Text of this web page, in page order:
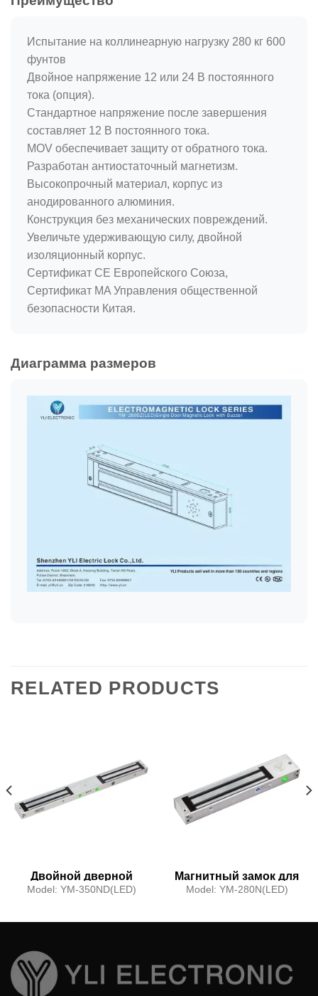
Испытание на коллинеарную нагрузку 280 кг 600
фунтов
Двойное напряжение 12 или 24 В постоянного
тока (опция).
Стандартное напряжение после завершения
составляет 12 В постоянного тока.
MOV обеспечивает защиту от обратного тока.
Разработан антиостаточный магнетизм.
Высокопрочный материал, корпус из
анодированного алюминия.
Конструкция без механических повреждений.
Увеличьте удерживающую силу, двойной
изоляционный корпус.
Сертификат CE Европейского Союза,
Сертификат MA Управления общественной
безопасности Китая.
Диаграмма размеров
RELATED PRODUCTS
Двойной дверной
магнитный замок
Model: YM-350ND(LED)
Магнитный замок для
одной двери
Model: YM-280N(LED)